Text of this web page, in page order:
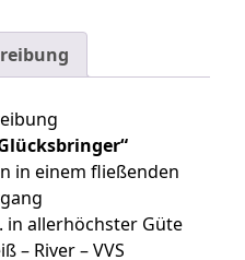
in einem fließenden
in allerhöchster Güte
– River – VVS